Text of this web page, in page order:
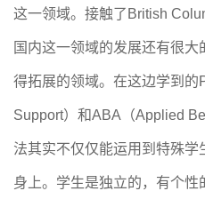
这一领域。接触了British
国内这一领域的发展还有很
得拓展的领域。在这边学到
Support）和ABA（Applied
法其实不仅仅能运用到特殊
身上。学生是独立的，有个